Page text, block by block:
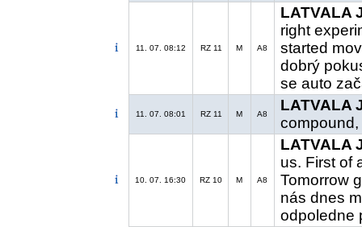
11. 07. 08:12 RZ 11 M A8
LATVALA
right
started
dobrý
se auto
11. 07. 08:01 RZ 11 M A8
LATVALA
10. 07. 16:30 RZ 10 M A8
LATVALA
us. First of
Tomorrow
nás dnes
odpoledne